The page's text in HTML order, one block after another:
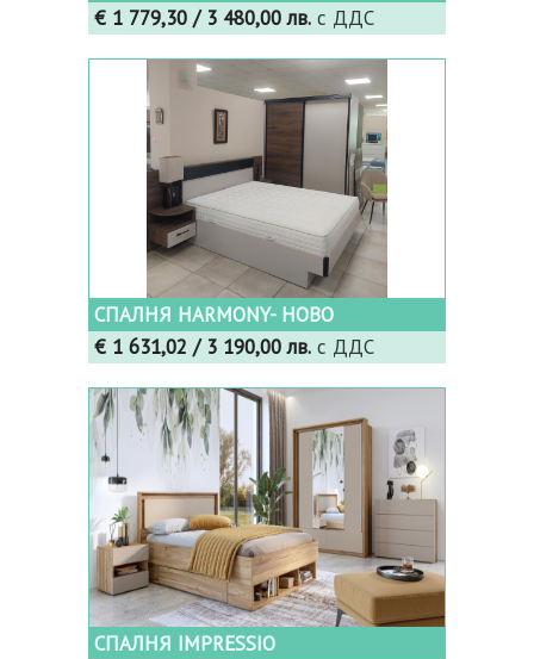
€ 1 779,30 / 3 480,00 лв. с ДДС
СПАЛНЯ HARMONY- НОВО
€ 1 631,02 / 3 190,00 лв. с ДДС
СПАЛНЯ IMPRESSIO